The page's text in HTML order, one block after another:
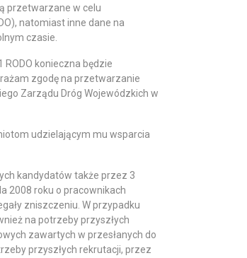
przetwarzane w celu
natomiast inne dane na
czasie.
konieczna będzie
zgodę na przetwarzanie
Zarządu Dróg Wojewódzkich w
udzielającym mu wsparcia
kandydatów także przez 3
2008 roku o pracownikach
zniszczeniu. W przypadku
na potrzeby przyszłych
zawartych w przesłanych do
przyszłych rekrutacji, przez